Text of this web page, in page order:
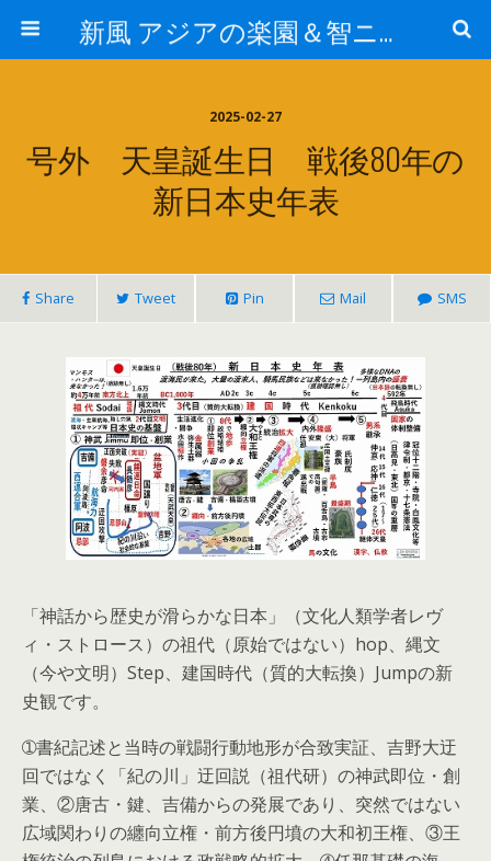
新風 アジアの楽園＆智ニア来富
2025-02-27
号外 天皇誕生日 戦後80年の
新日本史年表
Share Tweet Pin Mail SMS
「神話から歴史が滑らかな日本」（文化人類学者レヴ
ィ・ストロース）の祖代（原始ではない）hop、縄文
（今や文明）Step、建国時代（質的大転換）Jumpの新
史観です。
➀書紀記述と当時の戦闘行動地形が合致実証、吉野大迂
回ではなく「紀の川」迂回説（祖代研）の神武即位・創
業、②唐古・鍵、吉備からの発展であり、突然ではない
広域関わりの纏向立権・前方後円墳の大和初王権、③王